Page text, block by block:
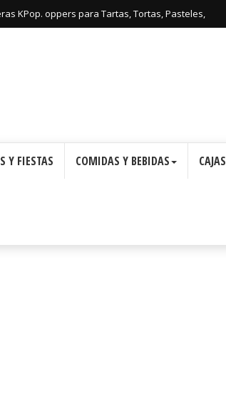
de Corona para Imprimir Gratis.
Y FIESTAS COMIDAS Y BEBIDAS CAJAS